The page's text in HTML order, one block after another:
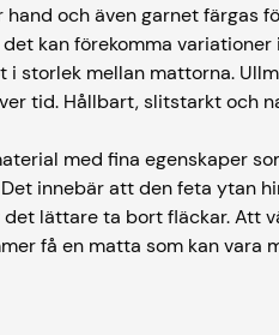
hand och även garnet färgas
kan förekomma
i storlek mellan mattorna.
tid. Hållbart, slitstarkt och
med fina egenskaper
innebär att den feta ytan
lättare ta bort fläckar. Att
få en matta som kan vara